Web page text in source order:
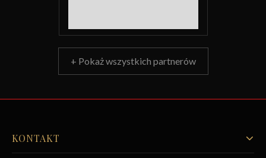
+ Pokaż wszystkich partnerów
KONTAKT